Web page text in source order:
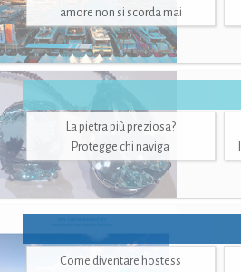
amore non si scorda mai
La pietra più preziosa?
Protegge chi naviga
Come diventare hostess